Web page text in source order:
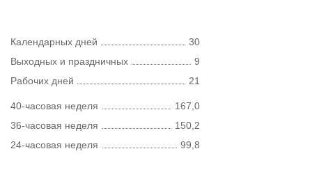
Календарных дней
30
Выходных и праздничных
9
Рабочих дней
21
40-часовая неделя
167,0
36-часовая неделя
150,2
24-часовая неделя
99,8